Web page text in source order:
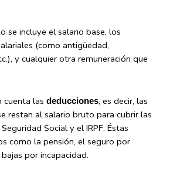
se incluye el salario base, los
(como antigüedad,
y cualquier otra remuneración que
cuenta las deducciones, es decir, las
restan al salario bruto para cubrir las
Social y el IRPF. Éstas
como la pensión, el seguro por
por incapacidad.